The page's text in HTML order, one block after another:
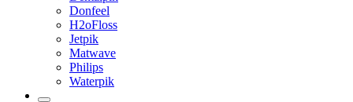
Donfeel
H2oFloss
Jetpik
Matwave
Philips
Waterpik